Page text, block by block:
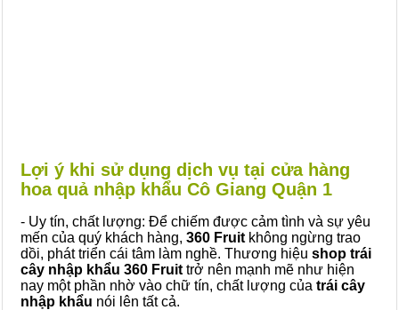
Lợi ý khi sử dụng dịch vụ tại cửa hàng
hoa quả nhập khẩu Cô Giang Quận 1
- Uy tín, chất lượng: Để chiếm được cảm tình và sự yêu
mến của quý khách hàng, 360 Fruit không ngừng trao
dồi, phát triển cái tâm làm nghề. Thương hiệu shop trái
cây nhập khẩu 360 Fruit trở nên mạnh mẽ như hiện
nay một phần nhờ vào chữ tín, chất lượng của trái cây
nhập khẩu nói lên tất cả.